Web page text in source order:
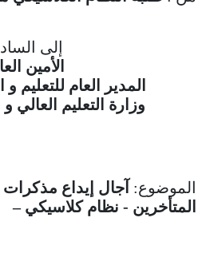
إلى
الأمين
المدير العام للتعليم و
وزارة التعليم العالي
الموضوع: آجال إيداع مذكرات
المتأخرين - نظام كلاسيكي –